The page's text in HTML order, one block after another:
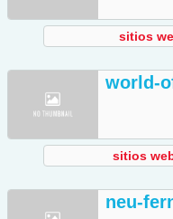
sitios
world-
sitios
neu-